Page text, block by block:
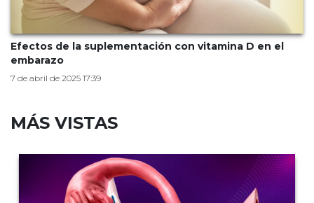
Efectos de la suplementación con vitamina D en el
embarazo
7 de abril de 2025 17:39
MÁS VISTAS